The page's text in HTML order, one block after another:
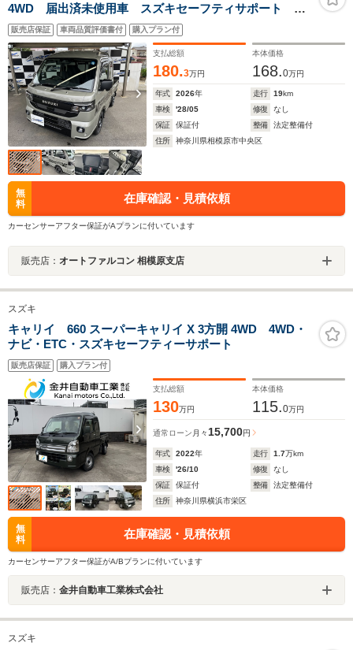
4WD 届出済未使用車 スズキセーフティサポート キ
ーレス ミラーヒーター アイドリングストップ クリ
アランスソナー LEDヘッドライト LEDフォグラン
プ パワーウインドウ 専用デカール 4WD LED
販売店保証 車両品質評価書付 購入プラン付
支払総額
180.3万円
本体価格
168.0万円
年式 2026年 走行 19km
車検
'28/05 修復
なし
保証
保証付 整備
法定整備付
住所
神奈川県相模原市中央区
無
料
在庫確認・見積依頼
カーセンサーアフター保証がAプランに付いています
販売店： オートファルコン 相模原支店
スズキ
キャリイ 660 スーパーキャリイ X 3方開 4WD 4WD・
ナビ・ETC・スズキセーフティーサポート
販売店保証 購入プラン付
支払総額
130万円
本体価格
115.0万円
通常ローン 月々 15,700円
年式 2022年 走行 1.7万km
車検
'26/10 修復
なし
保証
保証付 整備
法定整備付
住所
神奈川県横浜市栄区
無
料
在庫確認・見積依頼
カーセンサーアフター保証がA/Bプランに付いています
販売店： 金井自動車工業株式会社
スズキ